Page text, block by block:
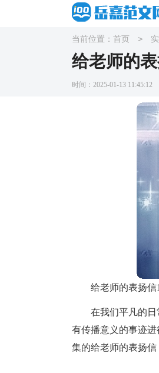
当前位置： 首页 >
给老师的
时间：2025-01-13 11:45:12
给老师的表扬信
在我们平凡的
有传播意义的事迹
集的给老师的表扬信